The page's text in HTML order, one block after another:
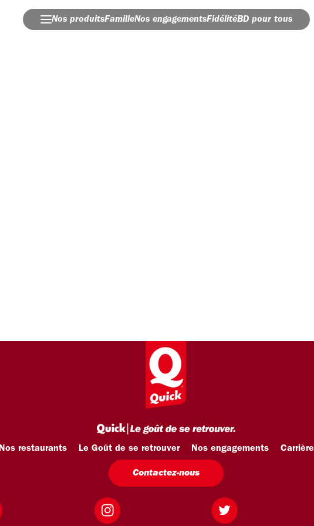
Nos produitsFamilleNos engagementsFidélitéBD pour tous
Nos restaurants Le Goût de se retrouver Nos engagements Carrière
Contactez-nous